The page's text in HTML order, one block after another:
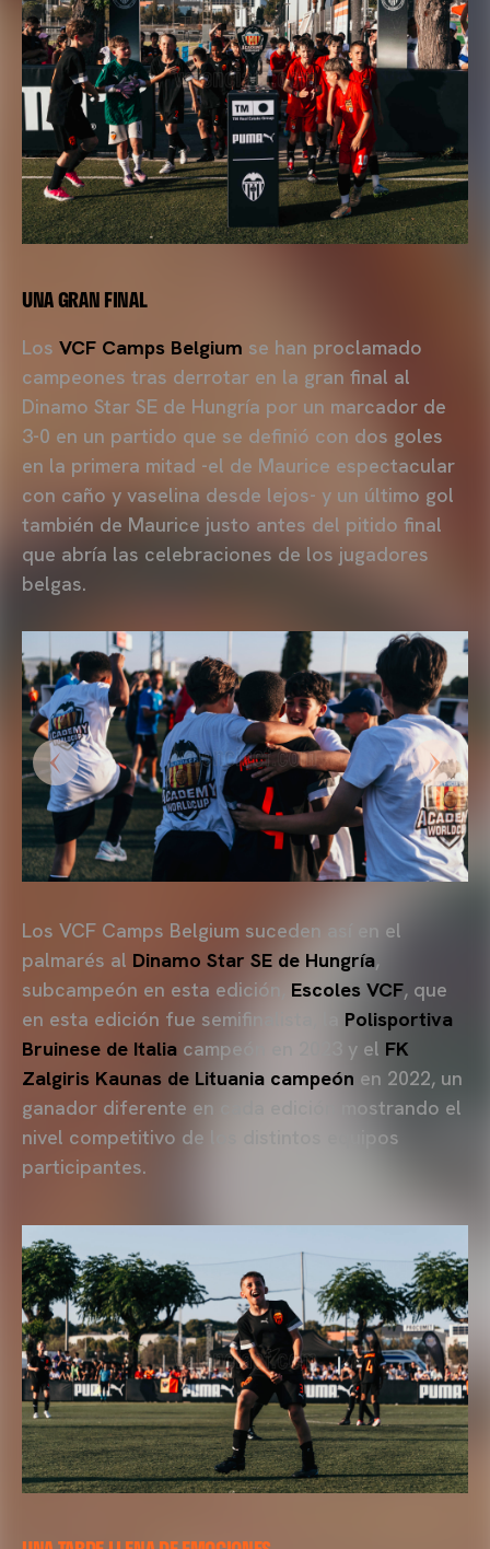
UNA GRAN FINAL
Los VCF Camps Belgium se han proclamado
campeones tras derrotar en la gran final al
Dinamo Star SE de Hungría por un marcador de
3-0 en un partido que se definió con dos goles
en la primera mitad -el de Maurice espectacular
con caño y vaselina desde lejos- y un último gol
también de Maurice justo antes del pitido final
que abría las celebraciones de los jugadores
belgas.
Los VCF Camps Belgium suceden así en el
palmarés al Dinamo Star SE de Hungría,
subcampeón en esta edición, Escoles VCF, que
en esta edición fue semifinalista, la Polisportiva
Bruinese de Italia campeón en 2023 y el FK
Zalgiris Kaunas de Lituania campeón en 2022, un
ganador diferente en cada edición mostrando el
nivel competitivo de los distintos equipos
participantes.